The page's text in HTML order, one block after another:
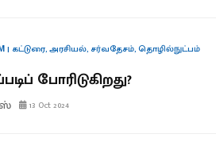
| கட்டுரை,அரசியல், சர்வதேசம்,தொழில்நுட்பம்
போரிடுகிறது?
13 Oct 2024